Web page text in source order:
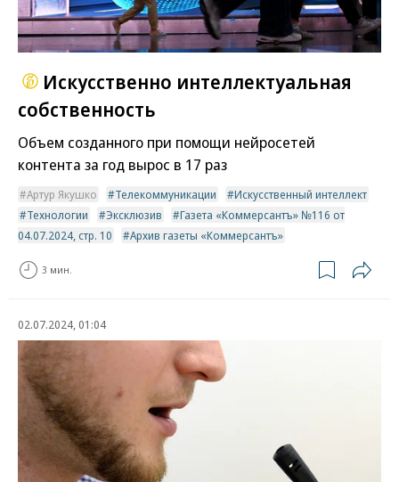
Искусственно интеллектуальная
собственность
Объем созданного при помощи нейросетей
контента за год вырос в 17 раз
Артур Якушко Телекоммуникации
Искусственный интеллект
Технологии
Эксклюзив
Газета «Коммерсантъ» №116 от
04.07.2024, стр. 10
Архив газеты «Коммерсантъ»
3 мин.
02.07.2024, 01:04